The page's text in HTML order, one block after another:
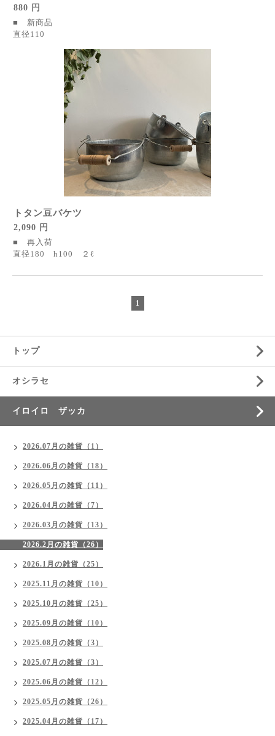
880 円
■ 新商品
直径110
トタン豆バケツ
2,090 円
■ 再入荷
直径180 h100 ２ℓ
1
トップ
オシラセ
イロイロ ザッカ
2026.07月の雑貨（1）
2026.06月の雑貨（18）
2026.05月の雑貨（11）
2026.04月の雑貨（7）
2026.03月の雑貨（13）
2026.2月の雑貨（26）
2026.1月の雑貨（25）
2025.11月の雑貨（10）
2025.10月の雑貨（25）
2025.09月の雑貨（10）
2025.08月の雑貨（3）
2025.07月の雑貨（3）
2025.06月の雑貨（12）
2025.05月の雑貨（26）
2025.04月の雑貨（17）